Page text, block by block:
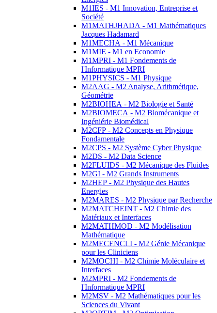
M1IES - M1 Innovation, Entreprise et
Société
M1MATHJHADA - M1 Mathématiques
Jacques Hadamard
M1MECHA - M1 Mécanique
M1MIE - M1 en Economie
M1MPRI - M1 Fondements de
l'Informatique MPRI
M1PHYSICS - M1 Physique
M2AAG - M2 Analyse, Arithmétique,
Géométrie
M2BIOHEA - M2 Biologie et Santé
M2BIOMECA - M2 Biomécanique et
Ingéniérie Biomédical
M2CFP - M2 Concepts en Physique
Fondamentale
M2CPS - M2 Système Cyber Physique
M2DS - M2 Data Science
M2FLUIDS - M2 Mécanique des Fluides
M2GI - M2 Grands Instruments
M2HEP - M2 Physique des Hautes
Energies
M2MARES - M2 Physique par Recherche
M2MATCHEINT - M2 Chimie des
Matériaux et Interfaces
M2MATHMOD - M2 Modélisation
Mathématique
M2MECENCLI - M2 Génie Mécanique
pour les Cliniciens
M2MOCHI - M2 Chimie Moléculaire et
Interfaces
M2MPRI - M2 Fondements de
l'Informatique MPRI
M2MSV - M2 Mathématiques pour les
Sciences du Vivant